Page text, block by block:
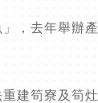
，去年舉辦
建筍寮及筍